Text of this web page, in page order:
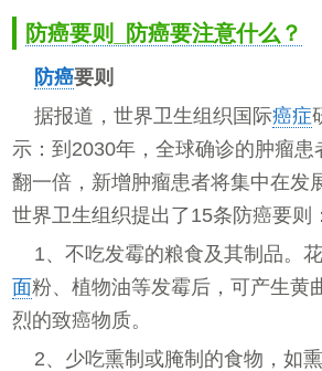
防癌要则_防癌要注意什么？
防癌要则
据报道，世界卫生组织国际癌症
示：到2030年，全球确诊的肿瘤患
翻一倍，新增肿瘤患者将集中在发
世界卫生组织提出了15条防癌要则：
1、不吃发霉的粮食及其制品。
面粉、植物油等发霉后，可产生黄
烈的致癌物质。
2、少吃熏制或腌制的食物，如